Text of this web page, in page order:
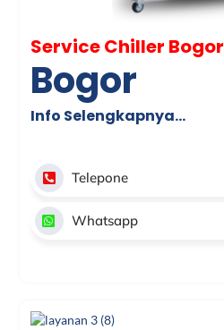
Service Chiller Bogor
Bogor
Info Selengkapnya…
Telepone
Whatsapp